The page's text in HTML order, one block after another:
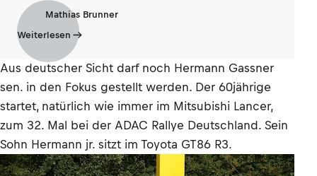
Mathias Brunner
Weiterlesen
Aus deutscher Sicht darf noch Hermann Gassner
sen. in den Fokus gestellt werden. Der 60jährige
startet, natürlich wie immer im Mitsubishi Lancer,
zum 32. Mal bei der ADAC Rallye Deutschland. Sein
Sohn Hermann jr. sitzt im Toyota GT86 R3.